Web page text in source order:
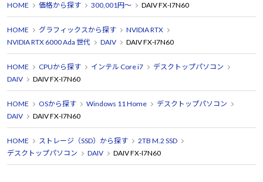
HOME 価格から探す 300,001円～ DAIV FX-I7N60
HOME グラフィックスから探す
NVIDIA RTX
NVIDIA RTX 6000 Ada 世代
DAIV DAIV FX-I7N60
HOME CPUから探す インテル Core i7
デスクトップパソコン
DAIV
DAIV FX-I7N60
HOME OSから探す Windows 11 Home
デスクトップパソコン
DAIV
DAIV FX-I7N60
HOME ストレージ（SSD）から探す
2TB M.2 SSD
デスクトップパソコン
DAIV DAIV FX-I7N60